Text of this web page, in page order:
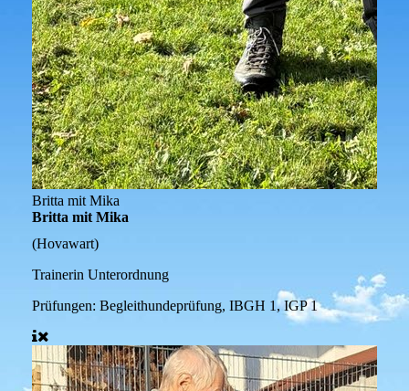
Britta mit Mika
Britta mit Mika
(Hovawart)
Trainerin Unterordnung
Prüfungen: Begleithundeprüfung, IBGH 1, IGP 1